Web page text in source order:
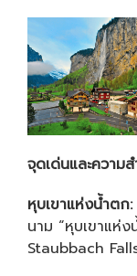
จุดเด่นและความ
หุบเขาแห่งน้ำตก:
นาม “หุบเขาแห่
Staubbach